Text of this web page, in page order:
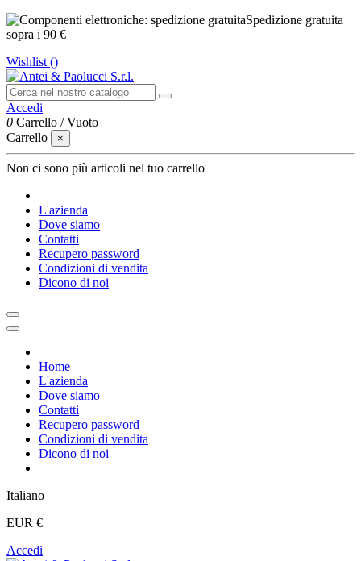
Spedizione gratuita
sopra i 90 €
Wishlist ()
Accedi
0 Carrello /Vuoto
Carrello
×
Non ci sono più articoli nel tuo carrello
L'azienda
Dove siamo
Contatti
Recupero password
Condizioni di vendita
Dicono di noi
Home
L'azienda
Dove siamo
Contatti
Recupero password
Condizioni di vendita
Dicono di noi
Italiano
EUR €
Accedi